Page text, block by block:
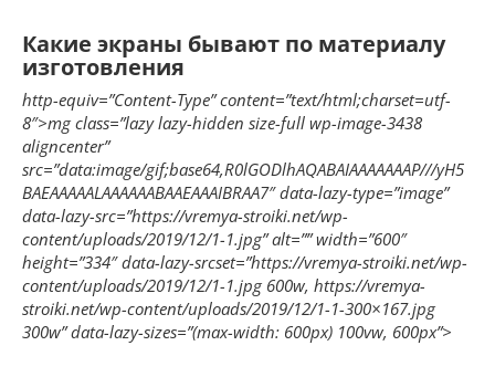
Какие экраны бывают по материалу
изготовления
http-equiv=”Content-Type” content=”text/html;charset=utf-
8″>mg class=”lazy lazy-hidden size-full wp-image-3438
aligncenter”
src=”data:image/gif;base64,R0lGODlhAQABAIAAAAAAAP///yH5
BAEAAAAALAAAAAABAAEAAAIBRAA7″ data-lazy-type=”image”
data-lazy-src=”https://vremya-stroiki.net/wp-
content/uploads/2019/12/1-1.jpg” alt=”” width=”600″
height=”334″ data-lazy-srcset=”https://vremya-stroiki.net/wp-
content/uploads/2019/12/1-1.jpg 600w, https://vremya-
stroiki.net/wp-content/uploads/2019/12/1-1-300×167.jpg
300w” data-lazy-sizes=”(max-width: 600px) 100vw, 600px”>